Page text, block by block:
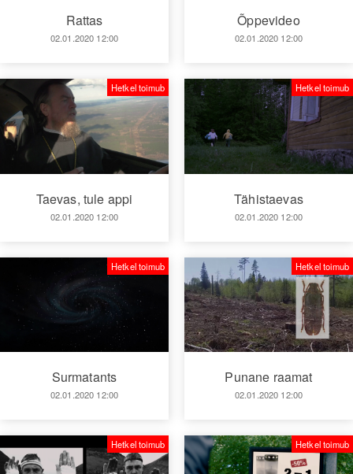
Rattas
02.01.2020 12:00
Õppevideo
02.01.2020 12:00
Taevas, tule appi
02.01.2020 12:00
Hetkel toimub
Tähistaevas
02.01.2020 12:00
Hetkel toimub
Surmatants
02.01.2020 12:00
Hetkel toimub
Punane raamat
02.01.2020 12:00
Hetkel toimub
Hetkel toimub Hetkel toimub